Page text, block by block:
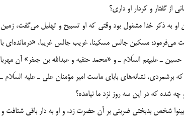
از گفتار و كردار او داري؟
او به ذكر خدا مشغول بود وقتي كه او تسبيح و تهليل مي‌گفت،
مسكين جالس مسكينا، غريب جالس غريبا، «درمانده‌اي
ـ عليهم السّلام ـ و «محمد حنفيه و عبدالله بن جعفر» آن
كه برشمردي، نشانه‌هاي باباي ماست امير مؤمنان علي ـ عليه
شده كه در اين سه روز نزد ما نيامده؟
شخص بدبختي ضربتي بر‌ آن حضرت زد، و او به دار باقي شتافت و